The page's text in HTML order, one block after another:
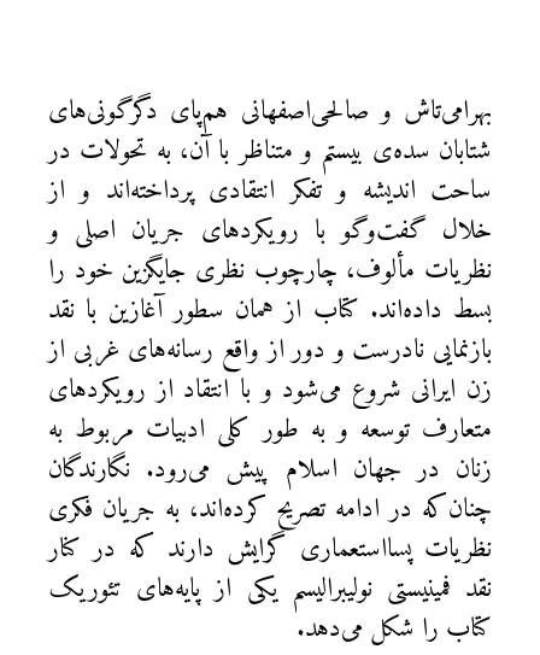
بهرامی‌تاش و صالحی‌اصفهانی هم‌پای دگرگونی‌های
شتابان سده‌ی بیستم و متناظر با آن، به تحولات در
ساحت اندیشه و تفکر انتقادی پرداخته‌اند و از
خلال گفت‌وگو با رویکردهای جریان اصلی و
نظریات مألوف، چارچوب نظری جایگزین خود را
بسط داده‌اند. کتاب از همان سطور آغازین با نقد
بازنمایی نادرست و دور از واقع رسانه‌های غربی از
زن ایرانی شروع می‌شود و با انتقاد از رویکردهای
متعارف توسعه و به طور کلی ادبیات مربوط به
زنان در جهان اسلام پیش می‌رود. نگارندگان
چنان‌که در ادامه تصریح کرده‌اند، به جریان فکری
نظریات پسااستعماری گرایش دارند که در کنار
نقد فمینیستی نولیبرالیسم یکی از پایه‌های تئوریک
کتاب را شکل می‌دهد.